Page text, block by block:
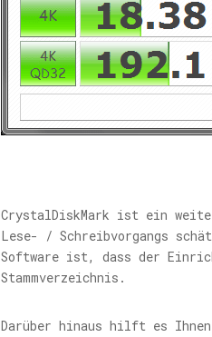
CrystalDiskMark ist ein
Lese- / Schreibvorgangs
Software ist, dass der
Stammverzeichnis.
Darüber hinaus hilft es